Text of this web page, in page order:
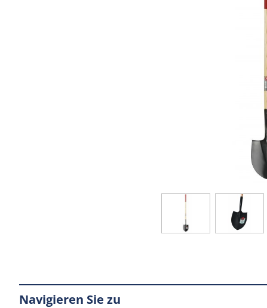
Navigieren Sie zu